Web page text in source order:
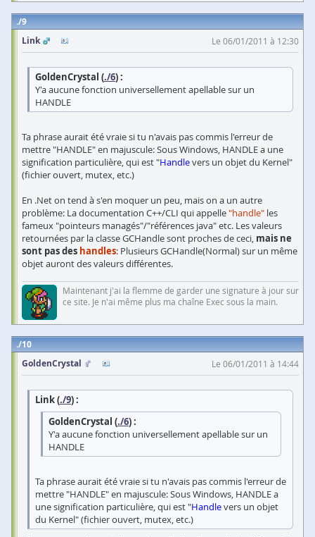
9
Link
Le 06/01/2011 à 12:30
GoldenCrystal (./6) :
Y'a aucune fonction universellement apellable sur un
HANDLE
Ta phrase aurait été vraie si tu n'avais pas commis l'erreur de
mettre "HANDLE" en majuscule: Sous Windows, HANDLE a une
signification particulière, qui est "Handlevers un objet du Kernel"
(fichier ouvert, mutex, etc.)
En .Net on tend à s'en moquer un peu, mais on a un autre
problème: La documentation C++/CLI qui appelle"handle" les
fameux "pointeurs managés"/"références java" etc. Les valeurs
retournées par la classe GCHandle sont proches de ceci, mais ne
sont pas des handles: Plusieurs GCHandle(Normal) sur un même
objet auront des valeurs différentes.
Maintenant j'ai la flemme de garder une signature à jour sur
ce site. Je n'ai même plus ma chaîne Exec sous la main.
10
GoldenCrystal
Le 06/01/2011 à 14:44
Link (./9) :
GoldenCrystal (./6) :
Y'a aucune fonction universellement apellable sur un
HANDLE
Ta phrase aurait été vraie si tu n'avais pas commis l'erreur de
mettre "HANDLE" en majuscule: Sous Windows, HANDLE a
une signification particulière, qui est "Handlevers un objet
du Kernel" (fichier ouvert, mutex, etc.)